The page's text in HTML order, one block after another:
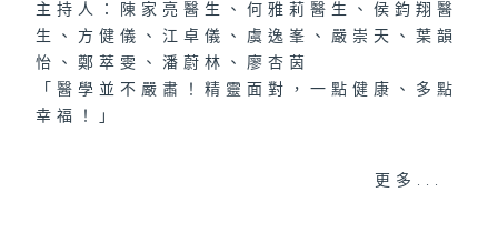
主持人：陳家亮醫生、何雅莉醫生、侯鈞翔醫
生、方健儀、江卓儀、虞逸峯、嚴崇天、葉韻
怡、鄭萃雯、潘蔚林、廖杏茵
「醫學並不嚴肅！精靈面對，一點健康、多點
幸福！」
更多...